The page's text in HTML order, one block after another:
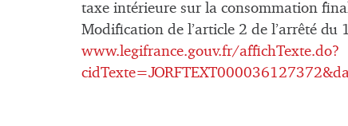
taxe intérieure sur la consommation
Modification de l’article 2 de l’arrêté du
www.legifrance.gouv.fr/affichTexte.do?